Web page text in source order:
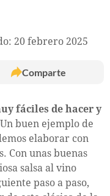
20 febrero 2025
Comparte
fáciles de hacer y
buen ejemplo de
elaborar con
Con unas buenas
salsa al vino
paso a paso,